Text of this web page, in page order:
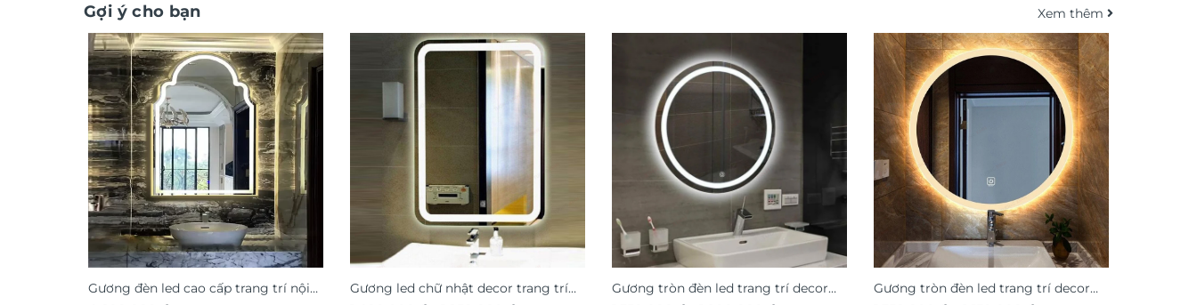
Gợi ý cho bạn Xem thêm
Gương đèn led cao cấp trang trí nội
Gương led chữ nhật decor trang trí
Gương tròn đèn led trang trí decor
Gương tròn đèn led trang trí decor